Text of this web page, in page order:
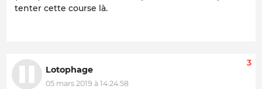
tenter cette course là.
Lotophage
05 mars 2019 à 14:24:58
3